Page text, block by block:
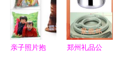
选择
亲子照片抱
郑州礼品公